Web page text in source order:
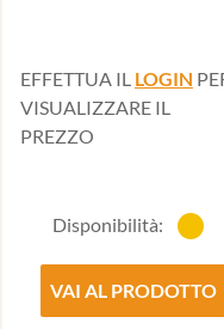
EFFETTUA IL LOGIN
VISUALIZZARE IL
PREZZO
Disponibilità:
VAI AL PRODOTTO